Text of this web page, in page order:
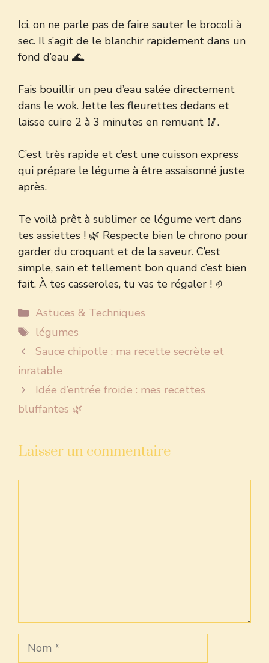
Ici, on ne parle pas de faire sauter le brocoli à
sec. Il s’agit de le blanchir rapidement dans un
fond d’eau 🌊.
Fais bouillir un peu d’eau salée directement
dans le wok. Jette les fleurettes dedans et
laisse cuire 2 à 3 minutes en remuant 🥢.
C’est très rapide et c’est une cuisson express
qui prépare le légume à être assaisonné juste
après.
Te voilà prêt à sublimer ce légume vert dans
tes assiettes ! 🌿 Respecte bien le chrono pour
garder du croquant et de la saveur. C’est
simple, sain et tellement bon quand c’est bien
fait. À tes casseroles, tu vas te régaler ! 🤌
Catégories
Astuces & Techniques
Étiquettes
légumes
Sauce chipotle : ma recette secrète et
inratable
Idée d’entrée froide : mes recettes
bluffantes 🌿
Laisser un commentaire
Nom